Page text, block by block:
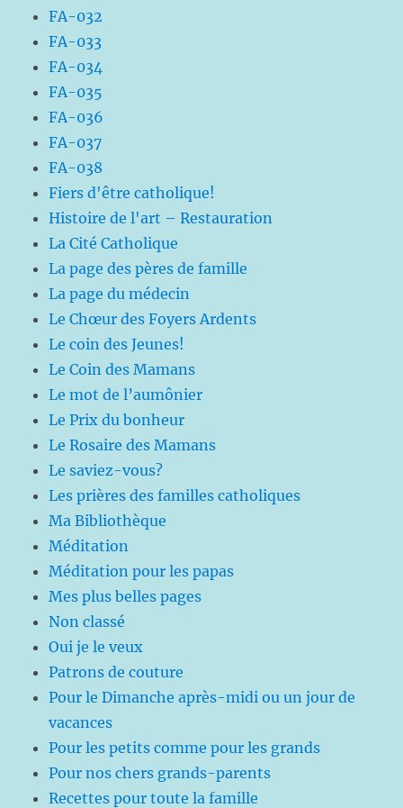
FA-032
FA-033
FA-034
FA-035
FA-036
FA-037
FA-038
Fiers d'être catholique!
Histoire de l'art – Restauration
La Cité Catholique
La page des pères de famille
La page du médecin
Le Chœur des Foyers Ardents
Le coin des Jeunes!
Le Coin des Mamans
Le mot de l’aumônier
Le Prix du bonheur
Le Rosaire des Mamans
Le saviez-vous?
Les prières des familles catholiques
Ma Bibliothèque
Méditation
Méditation pour les papas
Mes plus belles pages
Non classé
Oui je le veux
Patrons de couture
Pour le Dimanche après-midi ou un jour de
vacances
Pour les petits comme pour les grands
Pour nos chers grands-parents
Recettes pour toute la famille